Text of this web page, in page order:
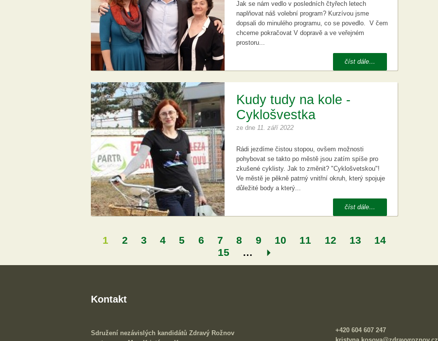
Jak se nám vedlo v posledních čtyřech letech
naplňovat náš volební program? Kurzívou jsme
dopsali do minulého programu, co se povedlo. V čem
chceme pokračovat V dopravě a ve veřejném
prostoru...
číst dále…
Kudy tudy na kole -
Cyklošvestka
ze dne 11. září 2022
Rádi jezdíme čistou stopou, ovšem možnosti
pohybovat se takto po městě jsou zatím spíše pro
zkušené cyklisty. Jak to změnit? "Cyklošvetskou"!
Ve městě je pěkně patrný vnitřní okruh, který spojuje
důležité body a který...
číst dále…
Stránky
1 2 3 4 5 6 7 8 9 10 11 12 13
14
15
…
Kontakt
Sdružení nezávislých kandidátů Zdravý Rožnov
+420 604 607 247